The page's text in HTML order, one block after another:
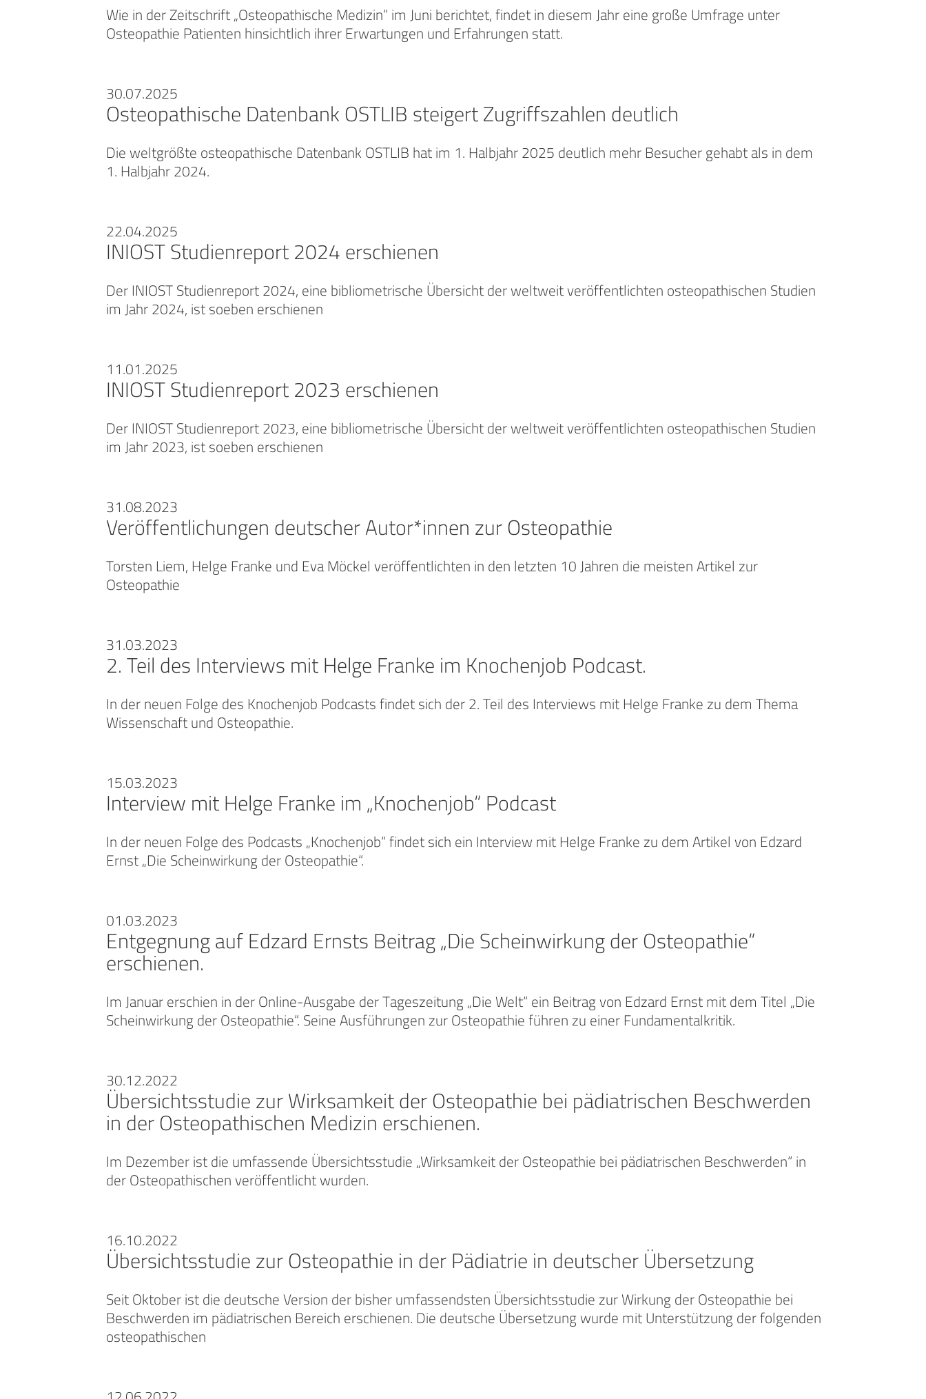
Wie in der Zeitschrift „Osteopathische Medizin“ im Juni berichtet, findet in diesem Jahr eine große Umfrage unter
Osteopathie Patienten hinsichtlich ihrer Erwartungen und Erfahrungen statt.
30.07.2025
Osteopathische Datenbank OSTLIB steigert Zugriffszahlen deutlich
Die weltgrößte osteopathische Datenbank OSTLIB hat im 1. Halbjahr 2025 deutlich mehr Besucher gehabt als in dem
1. Halbjahr 2024.
22.04.2025
INIOST Studienreport 2024 erschienen
Der INIOST Studienreport 2024, eine bibliometrische Übersicht der weltweit veröffentlichten osteopathischen Studien
im Jahr 2024, ist soeben erschienen
11.01.2025
INIOST Studienreport 2023 erschienen
Der INIOST Studienreport 2023, eine bibliometrische Übersicht der weltweit veröffentlichten osteopathischen Studien
im Jahr 2023, ist soeben erschienen
31.08.2023
Veröffentlichungen deutscher Autor*innen zur Osteopathie
Torsten Liem, Helge Franke und Eva Möckel veröffentlichten in den letzten 10 Jahren die meisten Artikel zur
Osteopathie
31.03.2023
2. Teil des Interviews mit Helge Franke im Knochenjob Podcast.
In der neuen Folge des Knochenjob Podcasts findet sich der 2. Teil des Interviews mit Helge Franke zu dem Thema
Wissenschaft und Osteopathie.
15.03.2023
Interview mit Helge Franke im „Knochenjob“ Podcast
In der neuen Folge des Podcasts „Knochenjob“ findet sich ein Interview mit Helge Franke zu dem Artikel von Edzard
Ernst „Die Scheinwirkung der Osteopathie“.
01.03.2023
Entgegnung auf Edzard Ernsts Beitrag „Die Scheinwirkung der Osteopathie“
erschienen.
Im Januar erschien in der Online-Ausgabe der Tageszeitung „Die Welt“ ein Beitrag von Edzard Ernst mit dem Titel „Die
Scheinwirkung der Osteopathie“. Seine Ausführungen zur Osteopathie führen zu einer Fundamentalkritik.
30.12.2022
Übersichtsstudie zur Wirksamkeit der Osteopathie bei pädiatrischen Beschwerden
in der Osteopathischen Medizin erschienen.
Im Dezember ist die umfassende Übersichtsstudie „Wirksamkeit der Osteopathie bei pädiatrischen Beschwerden“ in
der Osteopathischen veröffentlicht wurden.
16.10.2022
Übersichtsstudie zur Osteopathie in der Pädiatrie in deutscher Übersetzung
Seit Oktober ist die deutsche Version der bisher umfassendsten Übersichtsstudie zur Wirkung der Osteopathie bei
Beschwerden im pädiatrischen Bereich erschienen. Die deutsche Übersetzung wurde mit Unterstützung der folgenden
osteopathischen